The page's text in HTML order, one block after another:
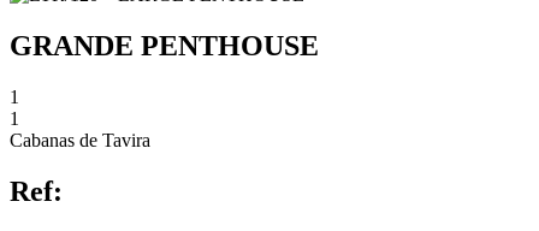
GRANDE PENTHOUSE
1
1
Cabanas de Tavira
Ref: